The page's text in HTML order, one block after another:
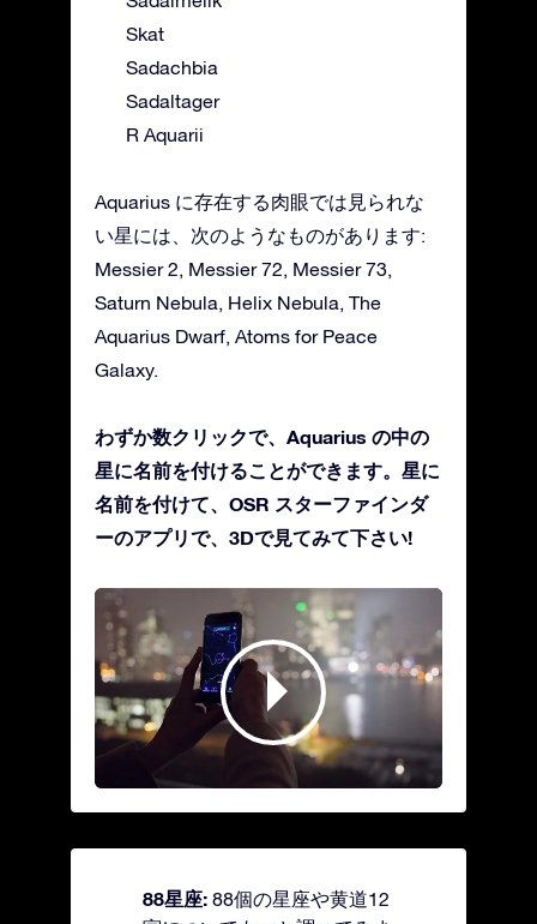
Skat
Sadachbia
Sadaltager
R Aquarii
Aquarius に存在する肉眼では見られな
い星には、次のようなものがあります:
Messier 2, Messier 72, Messier 73,
Saturn Nebula, Helix Nebula, The
Aquarius Dwarf, Atoms for Peace
Galaxy.
わずか数クリックで、Aquarius の中の
星に名前を付けることができます。星に
名前を付けて、OSR スターファインダ
ーのアプリで、3Dで見てみて下さい!
88星座: 88個の星座や黄道12